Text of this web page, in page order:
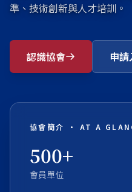
準、技術創新與人才培訓。
認識協會 申
協會簡介 · AT A
500+
會員單位